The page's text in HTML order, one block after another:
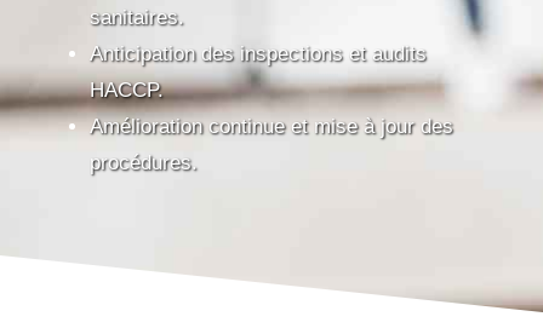
sanitaires.
Anticipation des inspections et audits
HACCP.
Amélioration continue et mise à jour des
procédures.